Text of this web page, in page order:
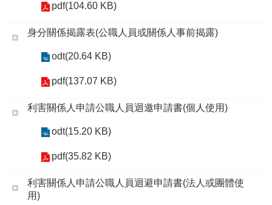
pdf(104.60 KB)
身分關係揭露表(公職人員或關係人事前揭露)
odt(20.64 KB)
pdf(137.07 KB)
利害關係人申請公職人員迴邀申請書(個人使用)
odt(15.20 KB)
pdf(35.82 KB)
利害關係人申請公職人員迴避申請書(法人或團體使
用)